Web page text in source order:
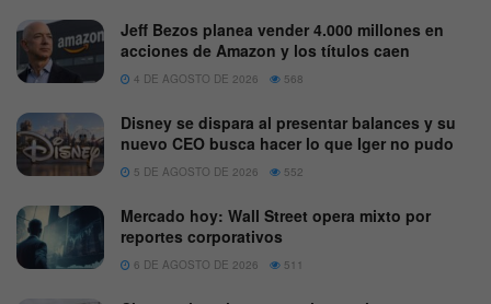
Jeff Bezos planea vender 4.000 millones en
acciones de Amazon y los títulos caen
4 DE AGOSTO DE 2026 568
Disney se dispara al presentar balances y su
nuevo CEO busca hacer lo que Iger no pudo
5 DE AGOSTO DE 2026 552
Mercado hoy: Wall Street opera mixto por
reportes corporativos
6 DE AGOSTO DE 2026 511